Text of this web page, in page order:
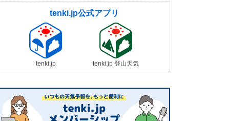
tenki.jp公式アプリ
tenki.jp tenki.jp 登山天気